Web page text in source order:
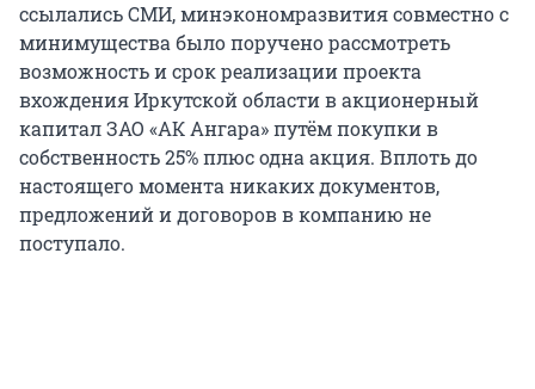
ссылались СМИ, минэкономразвития совместно с
минимущества было поручено рассмотреть
возможность и срок реализации проекта
вхождения Иркутской области в акционерный
капитал ЗАО «АК Ангара» путём покупки в
собственность 25% плюс одна акция. Вплоть до
настоящего момента никаких документов,
предложений и договоров в компанию не
поступало.